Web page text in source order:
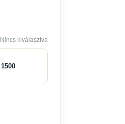
Nincs kiválasztva
1500